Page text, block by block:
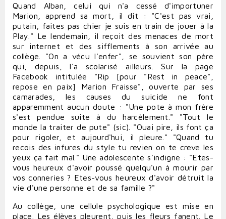
Quand Alban, celui qui n'a cessé d'importuner
Marion, apprend sa mort, il dit : "C'est pas vrai,
putain, faites pas chier je suis en train de jouer à la
Play." Le lendemain, il reçoit des menaces de mort
sur internet et des sifflements à son arrivée au
collège. "On a vécu l'enfer", se souvient son père
qui, depuis, l'a scolarisé ailleurs. Sur la page
Facebook intitulée "Rip [pour "Rest in peace",
repose en paix] Marion Fraisse", ouverte par ses
camarades, les causes du suicide ne font
apparemment aucun doute : "Une pote à mon frère
s'est pendue suite à du harcèlement." "Tout le
monde la traiter de pute" (sic). "Ouai pire, ils font ça
pour rigoler, et aujourd'hui, il pleure." "Quand tu
recois des infures du style tu revien on te creve les
yeux ça fait mal." Une adolescente s'indigne : "Etes-
vous heureux d'avoir poussé quelqu'un à mourir par
vos conneries ? Etes-vous heureux d'avoir détruit la
vie d'une personne et de sa famille ?"
Au collège, une cellule psychologique est mise en
place. Les élèves pleurent, puis les fleurs fanent. Le